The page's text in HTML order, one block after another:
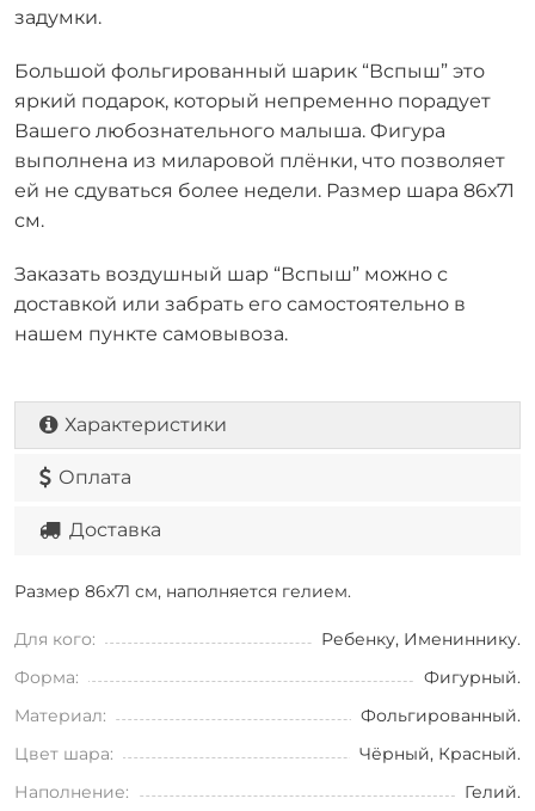
задумки.
Большой фольгированный шарик “Вспыш” это
яркий подарок, который непременно порадует
Вашего любознательного малыша. Фигура
выполнена из миларовой плёнки, что позволяет
ей не сдуваться более недели. Размер шара 86х71
см.
Заказать воздушный шар “Вспыш” можно с
доставкой или забрать его самостоятельно в
нашем пункте самовывоза.
Характеристики
Оплата
Доставка
Размер 86х71 см, наполняется гелием.
Для кого:
Ребенку, Имениннику.
Форма:
Фигурный.
Материал:
Фольгированный.
Цвет шара:
Чёрный, Красный.
Наполнение:
Гелий.